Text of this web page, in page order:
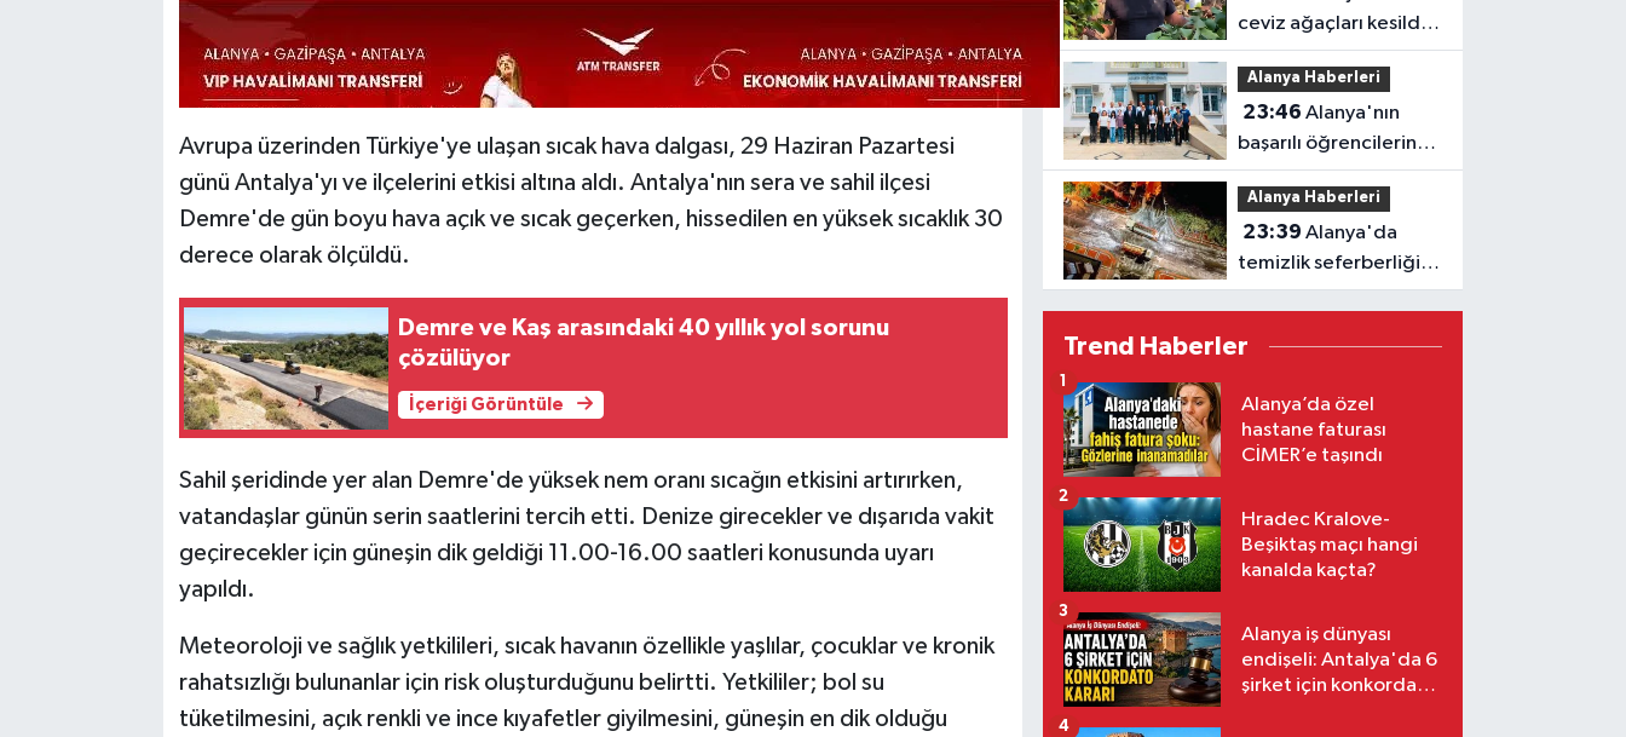
Avrupa üzerinden Türkiye'ye ulaşan sıcak hava dalgası, 29 Haziran Pazartesi
günü Antalya'yı ve ilçelerini etkisi altına aldı. Antalya'nın sera ve sahil ilçesi
Demre'de gün boyu hava açık ve sıcak geçerken, hissedilen en yüksek sıcaklık 30
derece olarak ölçüldü.
Demre ve Kaş arasındaki 40 yıllık yol sorunu
çözülüyor
İçeriği Görüntüle
Sahil şeridinde yer alan Demre'de yüksek nem oranı sıcağın etkisini artırırken,
vatandaşlar günün serin saatlerini tercih etti. Denize girecekler ve dışarıda vakit
geçirecekler için güneşin dik geldiği 11.00-16.00 saatleri konusunda uyarı
yapıldı.
Meteoroloji ve sağlık yetkilileri, sıcak havanın özellikle yaşlılar, çocuklar ve kronik
rahatsızlığı bulunanlar için risk oluşturduğunu belirtti. Yetkililer; bol su
tüketilmesini, açık renkli ve ince kıyafetler giyilmesini, güneşin en dik olduğu
ceviz ağaçları kesildi,
vatandaş isyan etti
Alanya Haberleri
23:46 Alanya'nın
başarılı öğrencilerine
Kaymakam Öztürk'ten
tebrik
Alanya Haberleri
23:39 Alanya'da
temizlik seferberliği:
Ekipler 7 gün 24 saat
Trend Haberler
Alanya’da özel
hastane faturası
CİMER’e taşındı
1
Hradec Kralove-
Beşiktaş maçı hangi
kanalda kaçta?
2
Alanya iş dünyası
endişeli: Antalya'da 6
şirket için konkordato
3
4